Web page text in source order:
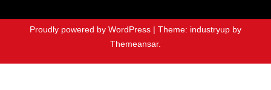
Proudly powered by WordPress | Theme: industryup by
Themeansar.